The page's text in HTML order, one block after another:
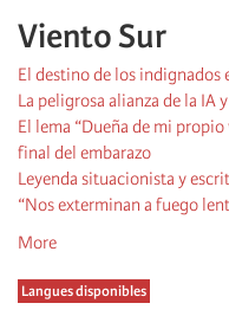
Viento Sur
El destino de los indignados
La peligrosa alianza de la IA
El lema “Dueña de mi
final del embarazo
Leyenda situacionista y
“Nos exterminan a fuego
More
Langues disponibles